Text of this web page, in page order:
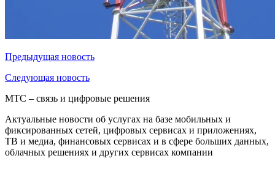
Предыдущая новость
Следующая новость
МТС – связь и цифровые решения
Актуальные новости об услугах на базе мобильных и
фиксированных сетей, цифровых сервисах и приложениях,
ТВ и медиа, финансовых сервисах и в сфере больших данных,
облачных решениях и других сервисах компании